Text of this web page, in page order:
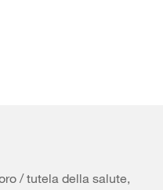
/ tutela della salute,